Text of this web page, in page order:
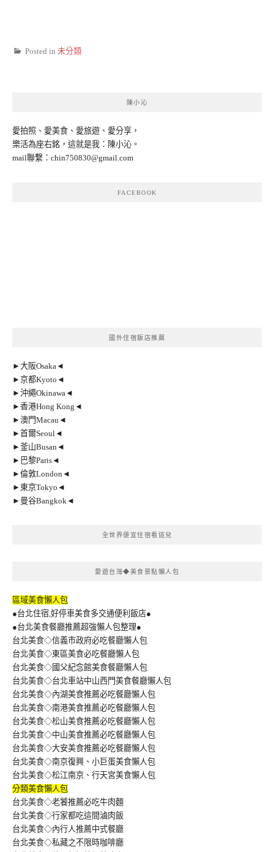
Posted in 未分類
陳小沁
愛拍照、愛美食、愛旅遊、愛分享，
樂活為座右銘，這就是我：陳小沁。
mail聯繫： chin750830@gmail.com
FACEBOOK
國外住宿飯店推薦
►大阪Osaka◄
►京都Kyoto◄
►沖繩Okinawa◄
►香港Hong Kong◄
►澳門Macau◄
►首爾Seoul◄
►釜山Busan◄
►巴黎Paris◄
►倫敦London◄
►東京Tokyo◄
►曼谷Bangkok◄
全世界便宜住宿看這兒
愛遊台灣◆美食景點懶人包
區域美食懶人包
●台北住宿,好停車美食多交通便利飯店●
●台北美食餐廳推薦超強懶人包整理●
台北美食◇信義市政府必吃餐廳懶人包
台北美食◇東區美食必吃餐廳懶人包
台北美食◇國父紀念館美食餐廳懶人包
台北美食◇台北車站中山西門美食餐廳懶人包
台北美食◇內湖美食推薦必吃餐廳懶人包
台北美食◇南港美食推薦必吃餐廳懶人包
台北美食◇松山美食推薦必吃餐廳懶人包
台北美食◇中山美食推薦必吃餐廳懶人包
台北美食◇大安美食推薦必吃餐廳懶人包
台北美食◇南京復興、小巨蛋美食懶人包
台北美食◇松江南京、行天宮美食懶人包
分類美食懶人包
台北美食◇老饕推薦必吃牛肉麵
台北美食◇行家都吃這間滷肉飯
台北美食◇內行人推薦中式餐廳
台北美食◇私藏之不限時咖啡廳